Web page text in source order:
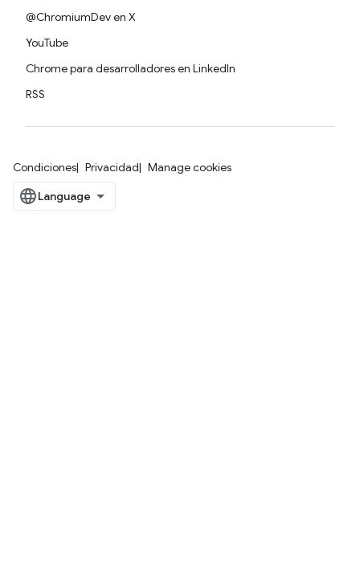
@ChromiumDev en X
YouTube
Chrome para desarrolladores en LinkedIn
RSS
Condiciones Privacidad Manage cookies